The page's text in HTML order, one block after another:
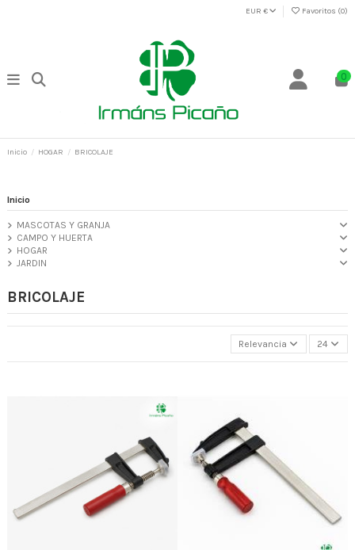
EUR € Favoritos (0)
0
Inicio HOGAR BRICOLAJE
BRICOLAJE
Relevancia 24
Inicio
MASCOTAS Y GRANJA
CAMPO Y HUERTA
HOGAR
JARDIN